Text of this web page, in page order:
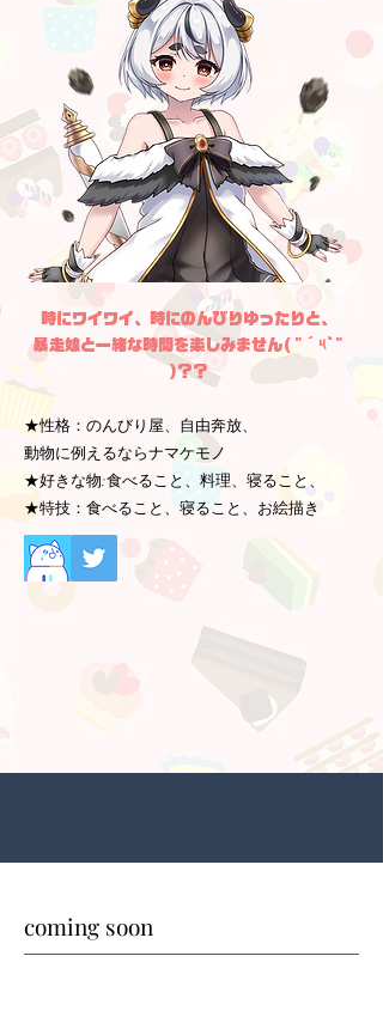
時にワイワイ、時にのんびりゆったりと、
暴走娘と一緒な時間を楽しみません( "´༥`"
)？？
★性格：のんびり屋、自由奔放、
動物に例えるならナマケモノ
★好きな物:食べること、料理、寝ること、
★特技：食べること、寝ること、お絵描き
coming soon